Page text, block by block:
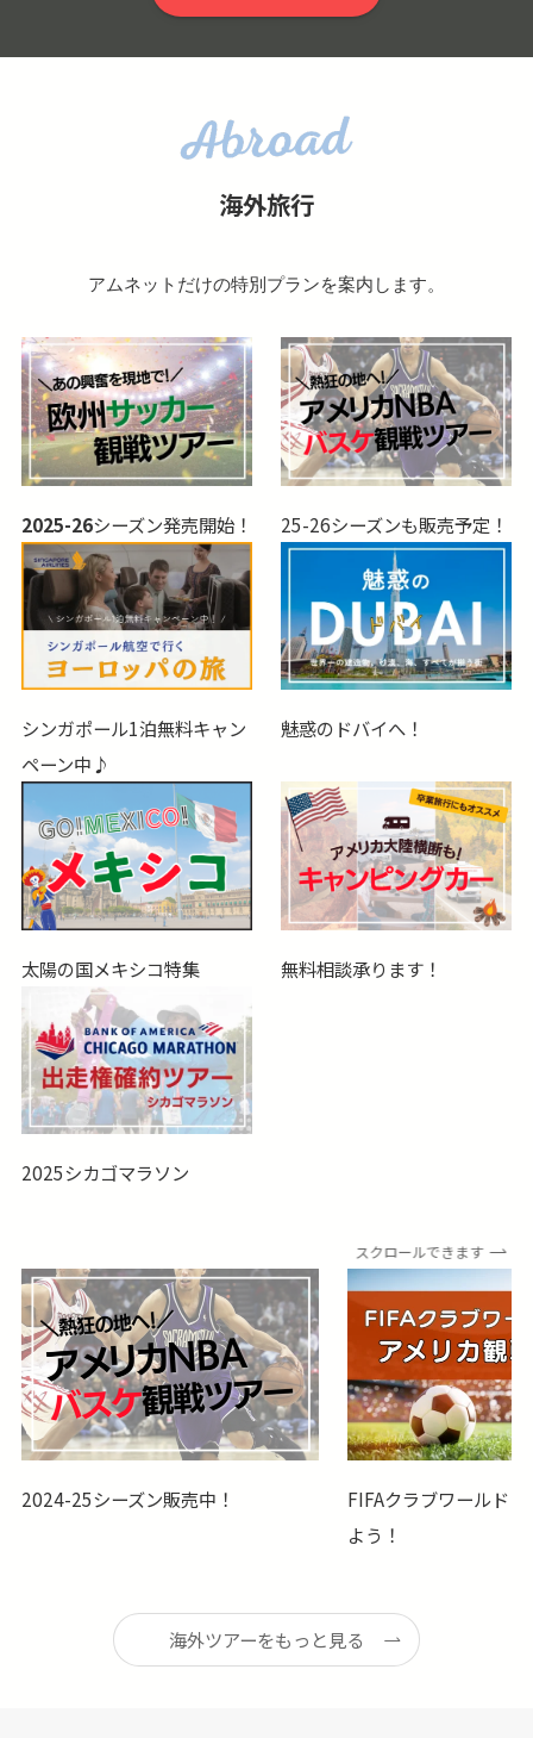
海外旅行
アムネットだけの特別プランを案内します。
2025-26シーズン発売開始！ 25-26シーズンも販売予定！
シンガポール1泊無料キャン
ペーン中♪
魅惑のドバイへ！
太陽の国メキシコ特集 無料相談承ります！
2025シカゴマラソン
スクロールできます
2024-25シーズン販売中！
​FIFAクラブワールド
よう！
海外ツアーをもっと見る